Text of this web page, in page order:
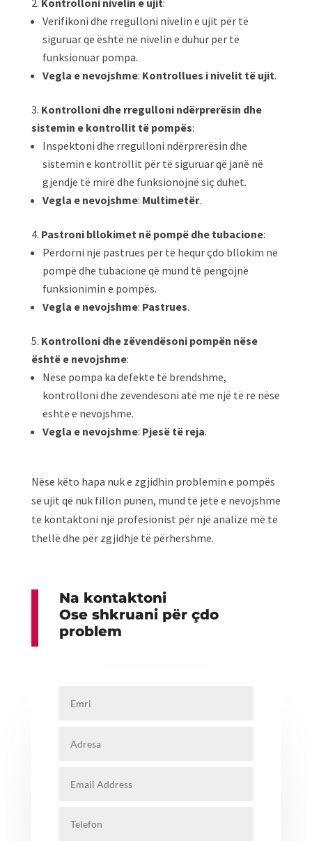
Kontrolloni nivelin e ujit:
Verifikoni dhe rregulloni nivelin e ujit për të
siguruar që është në nivelin e duhur për të
funksionuar pompa.
Vegla e nevojshme: Kontrollues i nivelit të ujit.
Kontrolloni dhe rregulloni ndërprerësin dhe
sistemin e kontrollit të pompës:
Inspektoni dhe rregulloni ndërprerësin dhe
sistemin e kontrollit për të siguruar që janë në
gjendje të mirë dhe funksionojnë siç duhet.
Vegla e nevojshme: Multimetër.
Pastroni bllokimet në pompë dhe tubacione:
Përdorni një pastrues për të hequr çdo bllokim në
pompë dhe tubacione që mund të pengojnë
funksionimin e pompës.
Vegla e nevojshme: Pastrues.
Kontrolloni dhe zëvendësoni pompën nëse
është e nevojshme:
Nëse pompa ka defekte të brendshme,
kontrolloni dhe zëvendësoni atë me një të re nëse
është e nevojshme.
Vegla e nevojshme: Pjesë të reja.
Nëse këto hapa nuk e zgjidhin problemin e pompës
së ujit që nuk fillon punën, mund të jetë e nevojshme
të kontaktoni një profesionist për një analizë më të
thellë dhe për zgjidhje të përhershme.
Na kontaktoni
Ose shkruani për çdo
problem